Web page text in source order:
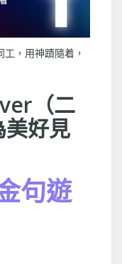
，用神蹟隨着，
（二
好見
句遊